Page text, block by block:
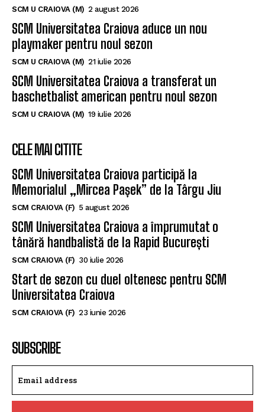
SCM U CRAIOVA (M) 2 august 2026
SCM Universitatea Craiova aduce un nou
playmaker pentru noul sezon
SCM U CRAIOVA (M) 21 iulie 2026
SCM Universitatea Craiova a transferat un
baschetbalist american pentru noul sezon
SCM U CRAIOVA (M) 19 iulie 2026
CELE MAI CITITE
SCM Universitatea Craiova participă la
Memorialul „Mircea Pașek” de la Târgu Jiu
SCM CRAIOVA (F) 5 august 2026
SCM Universitatea Craiova a împrumutat o
tânără handbalistă de la Rapid București
SCM CRAIOVA (F) 30 iulie 2026
Start de sezon cu duel oltenesc pentru SCM
Universitatea Craiova
SCM CRAIOVA (F) 23 iunie 2026
SUBSCRIBE